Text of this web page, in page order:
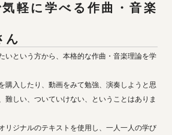
軽に学べる作曲・音楽
ん
いという方から、本格的な作曲・音楽理論を学
購入したり、動画をみて勉強、演奏しようと思
難しい、ついていけない、ということはありま
リジナルのテキストを使用し、一人一人の学び